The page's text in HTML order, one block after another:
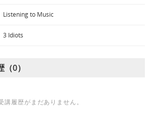
Listening to Music
3 Idiots
0）
講履歴がまだありません。